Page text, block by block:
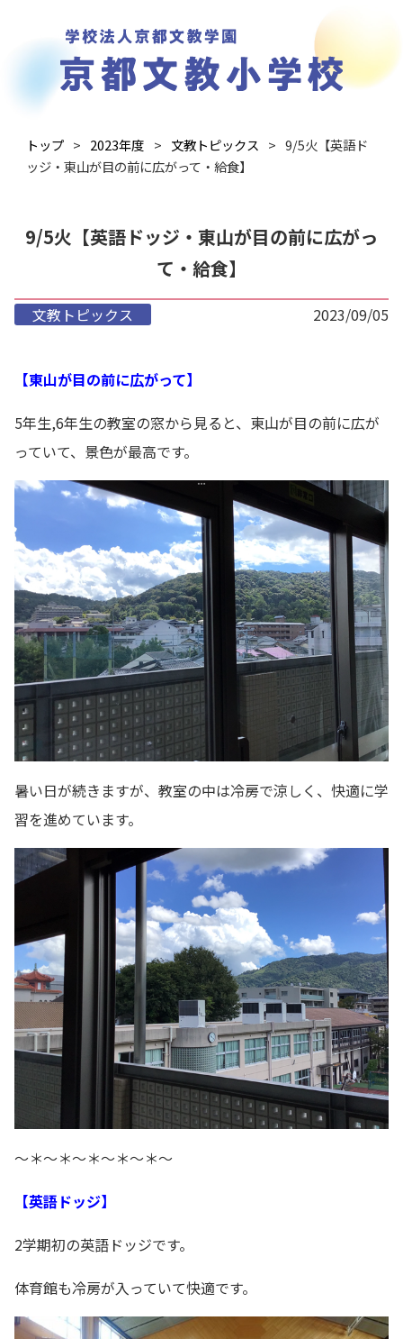
トップ 2023年度 文教トピックス
9/5火【英語ド
ッジ・東山が目の前に広がって・給食】
9/5火【英語ドッジ・東山が目の前に広がっ
て・給食】
文教トピックス 2023/09/05
【東山が目の前に広がって】
5年生,6年生の教室の窓から見ると、東山が目の前に広が
っていて、景色が最高です。
暑い日が続きますが、教室の中は冷房で涼しく、快適に学
習を進めています。
～＊～＊～＊～＊～＊～
【英語ドッジ】
2学期初の英語ドッジです。
体育館も冷房が入っていて快適です。